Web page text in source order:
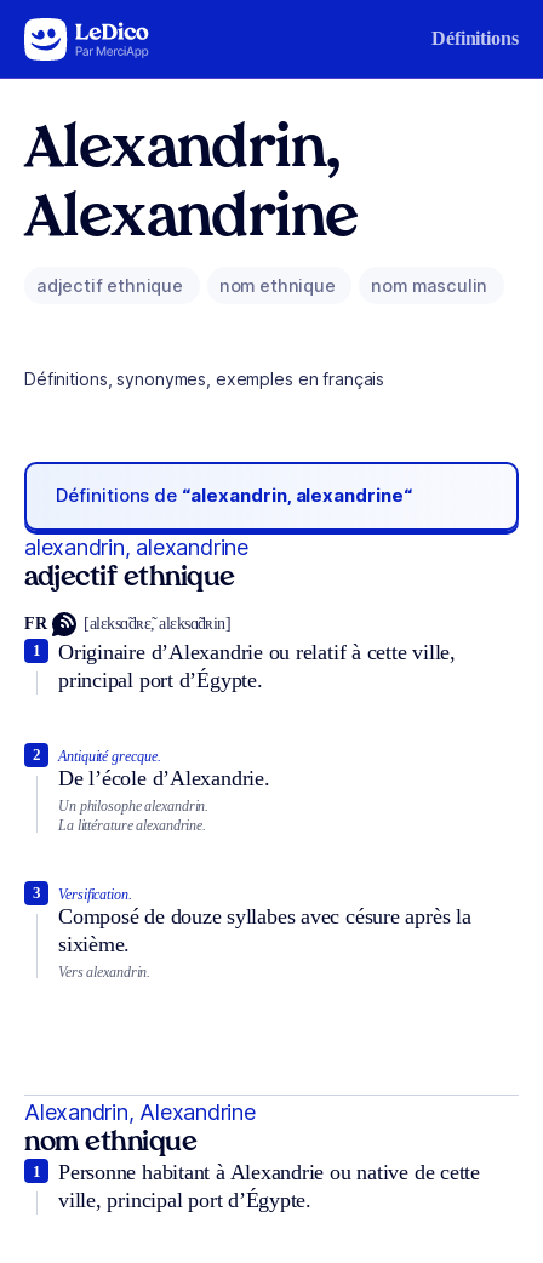
Aller au contenu Définitions
Alexandrin,
Alexandrine
adjectif ethnique nom ethnique nom masculin
Définitions, synonymes, exemples en français
Définitions de “alexandrin, alexandrine“
alexandrin, alexandrine
adjectif ethnique
FR [alɛksɑ̃dʀɛ̃, alɛksɑ̃dʀin]
Originaire d’Alexandrie ou relatif à cette ville,
principal port d’Égypte.
1
Antiquité grecque.
De l’école d’Alexandrie.
2
Un philosophe alexandrin.
La littérature alexandrine.
Versification.
Composé de douze syllabes avec césure après la
sixième.
3
Vers alexandrin.
Alexandrin, Alexandrine
nom ethnique
Personne habitant à Alexandrie ou native de cette
ville, principal port d’Égypte.
1